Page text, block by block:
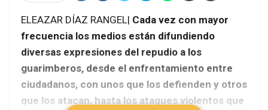
ELEAZAR DÍAZ RANGEL| Cada vez con mayor
frecuencia los medios están difundiendo
diversas expresiones del repudio a los
guarimberos, desde el enfrentamiento entre
ciudadanos, con unos que los defienden y otros
que los atacan, hasta los ataques violentos que